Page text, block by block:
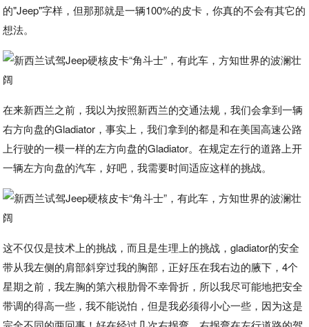
的"Jeep"字样，但那那就是一辆100%的皮卡，你真的不会有其它的
想法。
在来新西兰之前，我以为按照新西兰的交通法规，我们会拿到一辆
右方向盘的Gladiator，事实上，我们拿到的都是和在美国高速公路
上行驶的一模一样的左方向盘的Gladiator。在规定左行的道路上开
一辆左方向盘的汽车，好吧，我需要时间适应这样的挑战。
这不仅仅是技术上的挑战，而且是生理上的挑战，gladiator的安全
带从我左侧的肩部斜穿过我的胸部，正好压在我右边的腋下，4个
星期之前，我左胸的第六根肋骨不幸骨折，所以我尽可能地把安全
带调的得高一些，我不能说怕，但是我必须得小心一些，因为这是